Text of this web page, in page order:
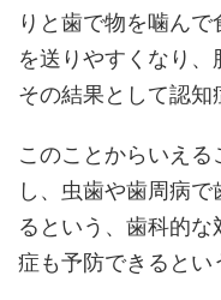
りと歯で物を噛ん
を送りやすくなり、
その結果として認知
このことからいえ
し、虫歯や歯周病
るという、歯科的
症も予防できるとい